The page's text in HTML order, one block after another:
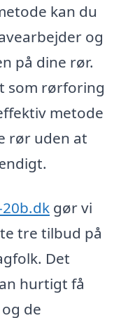
kan du
og
på dine rør.
som rørforing
metode
rør uden at
gør vi
tre tilbud på
Det
hurtigt få
de